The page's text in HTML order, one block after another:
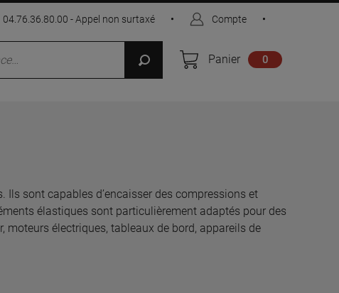
Panier 0
04.76.36.80.00 - Appel non surtaxé • Compte •
sont capables d’encaisser des compressions et
élastiques sont particulièrement adaptés pour des
moteurs électriques, tableaux de bord, appareils de